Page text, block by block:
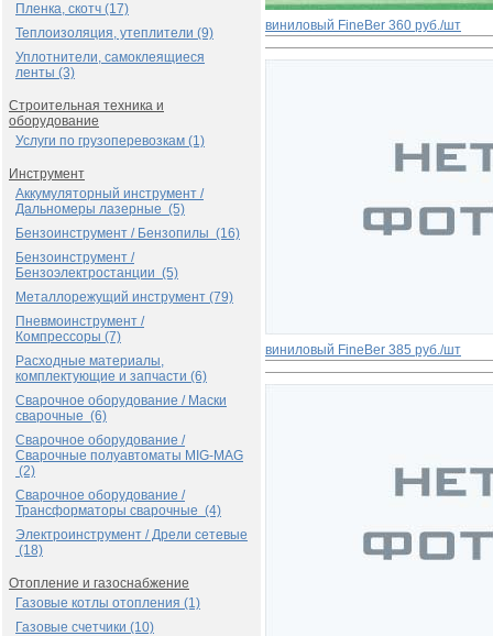
Пленка, скотч (17)
Теплоизоляция, утеплители (9)
Уплотнители, самоклеящиеся
ленты (3)
Строительная техника и
оборудование
Услуги по грузоперевозкам (1)
Инструмент
Аккумуляторный инструмент /
Дальномеры лазерные (5)
Бензоинструмент / Бензопилы (16)
Бензоинструмент /
Бензоэлектростанции (5)
Металлорежущий инструмент (79)
Пневмоинструмент /
Компрессоры (7)
Расходные материалы,
комплектующие и запчасти (6)
Сварочное оборудование / Маски
сварочные (6)
Сварочное оборудование /
Сварочные полуавтоматы MIG-MAG
(2)
Сварочное оборудование /
Трансформаторы сварочные (4)
Электроинструмент / Дрели сетевые
(18)
Отопление и газоснабжение
Газовые котлы отопления (1)
Газовые счетчики (10)
виниловый FinеBer 360 руб./шт
виниловый FinеBer 385 руб./шт